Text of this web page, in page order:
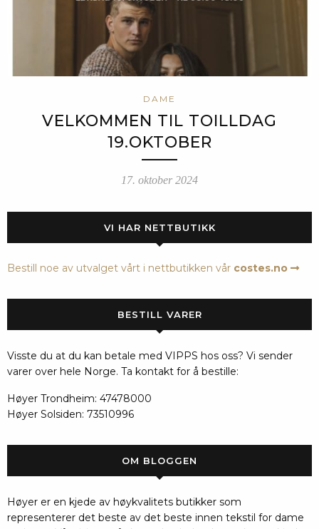
DAME
VELKOMMEN TIL TOILLDAG
19.OKTOBER
17. oktober 2024
VI HAR NETTBUTIKK
Bestill noe av utvalget vårt i nettbutikken vår costes.no
BESTILL VARER
Visste du at du kan betale med VIPPS hos oss? Vi sender
varer over hele Norge. Ta kontakt for å bestille:
Høyer Trondheim: 47478000
Høyer Solsiden: 73510996
OM BLOGGEN
Høyer er en kjede av høykvalitets butikker som
representerer det beste av det beste innen tekstil for dame